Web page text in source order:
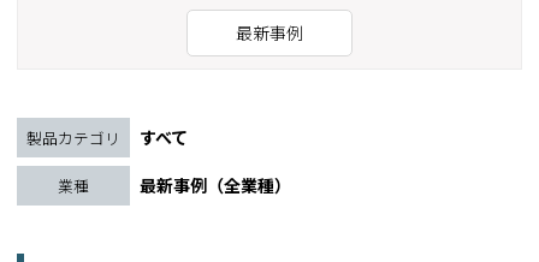
最新事例
製品カテゴリ すべて
業種 最新事例（全業種）